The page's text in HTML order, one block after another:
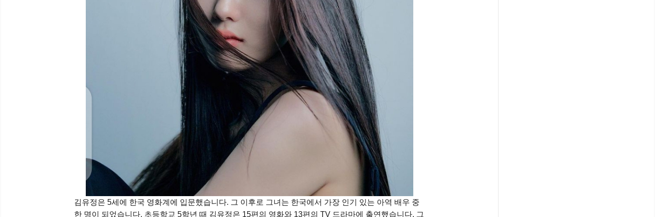
김유정은 5세에 한국 영화계에 입문했습니다. 그 이후로 그녀는 한국에서 가장 인기 있는 아역 배우 중
한 명이 되었습니다. 초등학교 5학년 때 김유정은 15편의 영화와 13편의 TV 드라마에 출연했습니다. 그